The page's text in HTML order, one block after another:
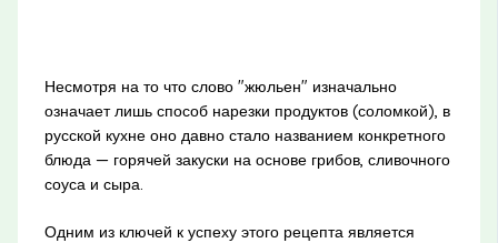
Несмотря на то что слово "жюльен" изначально
означает лишь способ нарезки продуктов (соломкой), в
русской кухне оно давно стало названием конкретного
блюда — горячей закуски на основе грибов, сливочного
соуса и сыра.
Одним из ключей к успеху этого рецепта является